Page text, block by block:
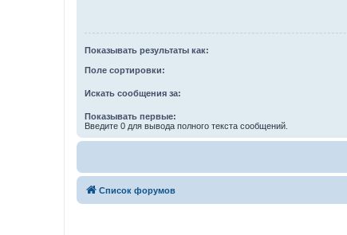
Показывать результаты как:
Поле сортировки:
Искать сообщения за:
Показывать первые:
Введите 0 для вывода полного текста сообщений.
Список форумов